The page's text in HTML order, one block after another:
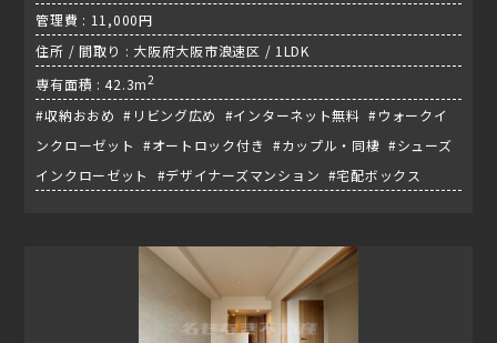
管理費 : 11,000円
住所 / 間取り : 大阪府大阪市浪速区 / 1LDK
専有面積 : 42.3m2
#収納おおめ #リビング広め #インターネット無料 #ウォークイ
ンクローゼット #オートロック付き #カップル・同棲 #シューズ
インクローゼット #デザイナーズマンション #宅配ボックス